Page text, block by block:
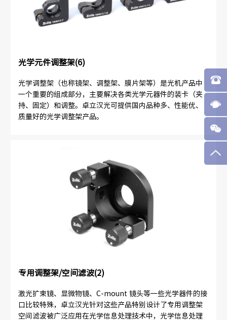
光学元件调整架(6)
光学调整架（也称镜架、调整架、膜片架等）是光机产品中
一个重要的组成部分，主要解决各类光学元器件的装卡（夹
持、固定）和调整。卓立汉光可提供国内品种多、性能优、
质量好的光学调整架产品。
专用调整架/空间滤波(2)
激光扩束镜、显微物镜、C-mount 镜头等一些光学器件的接
口比较特殊，卓立汉光针对这些产品特别设计了专用调整架
空间滤波被广泛应用在光学信息处理技术中，光学信息处理